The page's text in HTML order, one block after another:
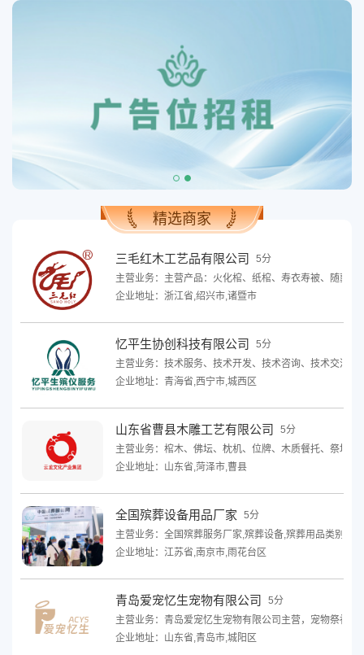
精选商家
三毛红木工艺品有限公司
5分
主营业务：主营产品：火化棺、纸棺、寿衣寿被、随葬
企业地址：浙江省,绍兴市,诸暨市
忆平生协创科技有限公司
5分
主营业务：技术服务、技术开发、技术咨询、技术交流
企业地址：青海省,西宁市,城西区
山东省曹县木雕工艺有限公司
5分
主营业务：棺木、佛坛、枕机、位牌、木质餐托、祭坛、
企业地址：山东省,菏泽市,曹县
全国殡葬设备用品厂家
5分
主营业务：全国殡葬服务厂家,殡葬设备,殡葬用品类别,
企业地址：江苏省,南京市,雨花台区
青岛爱宠忆生宠物有限公司
5分
主营业务：青岛爱宠忆生宠物有限公司主营，宠物祭祀用
企业地址：山东省,青岛市,城阳区